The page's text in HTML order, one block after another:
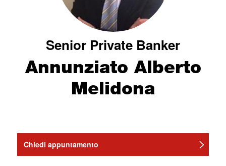
Senior Private Banker
Annunziato Alberto
Melidona
Chiedi appuntamento